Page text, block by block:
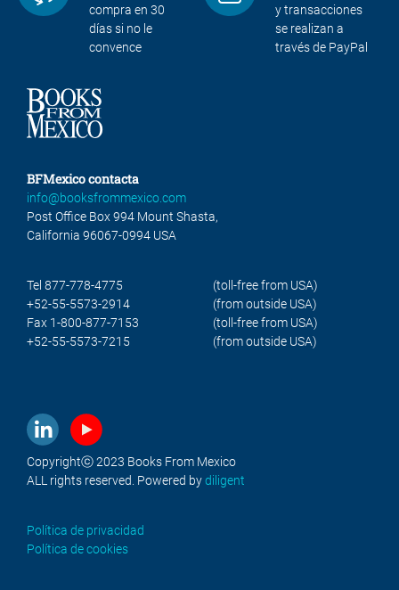
compra en 30
días si no le
convence
y transacciones
se realizan a
través de PayPal
BFMexico contacta
info@booksfrommexico.com
Post Office Box 994 Mount Shasta,
California 96067-0994 USA
Tel 877-778-4775
(toll-free from USA)
+52-55-5573-2914
(from outside USA)
Fax 1-800-877-7153
(toll-free from USA)
+52-55-5573-7215
(from outside USA)
Copyrightⓒ 2023 Books From Mexico
ALL rights reserved. Powered bydiligent
Política de privacidad
Política de cookies